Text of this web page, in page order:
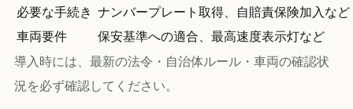
必要な手続き ナンバープレート取得、自賠責保険加入など
車両要件
保安基準への適合、最高速度表示灯など
導入時には、最新の法令・自治体ルール・車両の確認状
況を必ず確認してください。